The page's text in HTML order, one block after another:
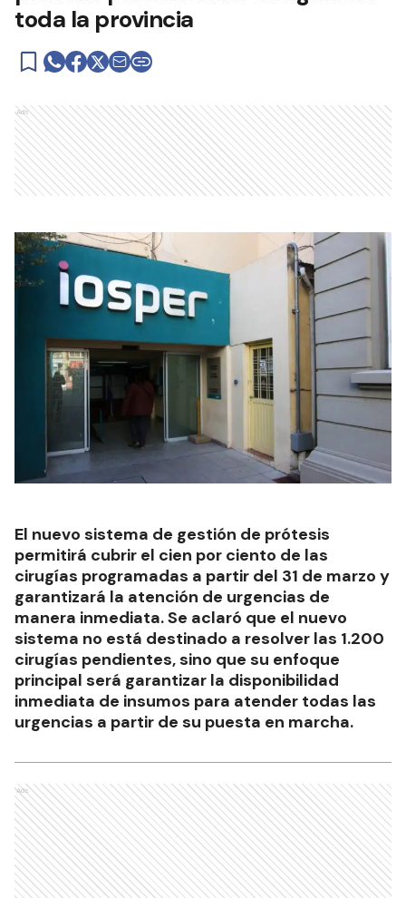
toda la provincia
Ads
El nuevo sistema de gestión de prótesis
permitirá cubrir el cien por ciento de las
cirugías programadas a partir del 31 de marzo y
garantizará la atención de urgencias de
manera inmediata. Se aclaró que el nuevo
sistema no está destinado a resolver las 1.200
cirugías pendientes, sino que su enfoque
principal será garantizar la disponibilidad
inmediata de insumos para atender todas las
urgencias a partir de su puesta en marcha.
Ads